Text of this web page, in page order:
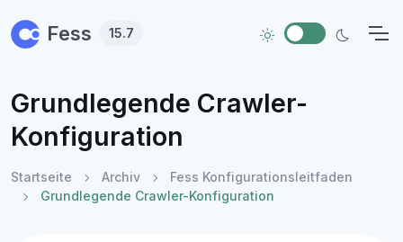
Fess 15.7
Grundlegende Crawler-
Konfiguration
Startseite Archiv
Fess Konfigurationsleitfaden
Grundlegende Crawler-Konfiguration